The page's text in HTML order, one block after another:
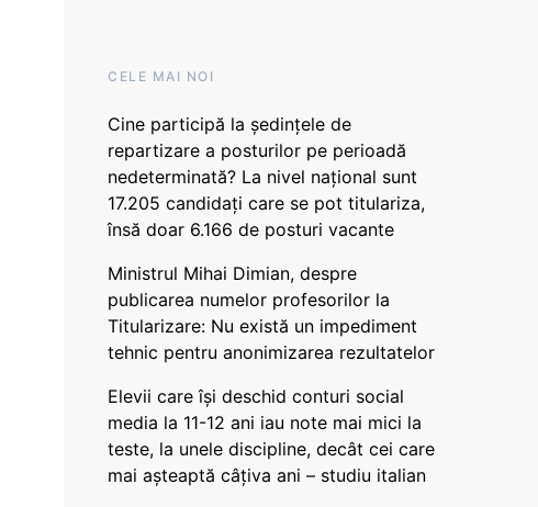
CELE MAI NOI
Cine participă la ședințele de
repartizare a posturilor pe perioadă
nedeterminată? La nivel național sunt
17.205 candidați care se pot titulariza,
însă doar 6.166 de posturi vacante
Ministrul Mihai Dimian, despre
publicarea numelor profesorilor la
Titularizare: Nu există un impediment
tehnic pentru anonimizarea rezultatelor
Elevii care își deschid conturi social
media la 11-12 ani iau note mai mici la
teste, la unele discipline, decât cei care
mai așteaptă câțiva ani – studiu italian